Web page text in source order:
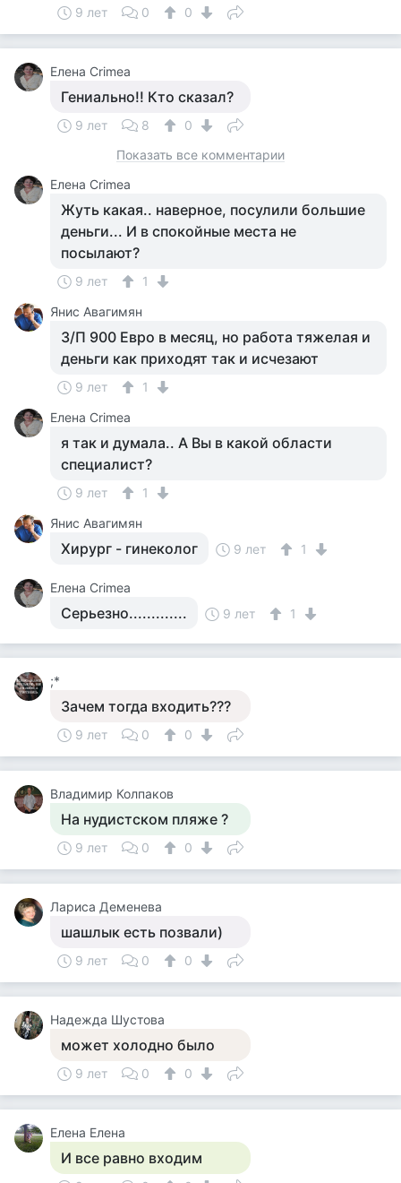
9 лет 0 0
Елена Crimea
Гениально!! Кто сказал?
9 лет 8
0
Показать все комментарии
Елена Crimea
Жуть какая.. наверное, посулили большие
деньги... И в спокойные места не
посылают?
9 лет
1
Янис Авагимян
З/П 900 Евро в месяц, но работа тяжелая и
деньги как приходят так и исчезают
9 лет
1
Елена Crimea
я так и думала.. А Вы в какой области
специалист?
9 лет
1
Янис Авагимян
Хирург - гинеколог 9 лет 1
Елена Crimea
Серьезно............. 9 лет 1
;*
Зачем тогда входить???
9 лет 0 0
Владимир Колпаков
На нудистском пляже ?
9 лет 0 0
Лариса Деменева
шашлык есть позвали)
9 лет 0 0
Надежда Шустова
может холодно было
9 лет 0 0
Елена Елена
И все равно входим